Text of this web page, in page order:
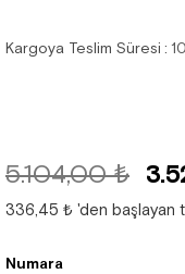
Kargoya Teslim Süresi :
5.104,00 ₺
336,45 ₺ 'den başlayan
Numara